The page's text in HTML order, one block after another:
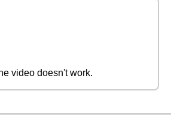
video doesn't work.